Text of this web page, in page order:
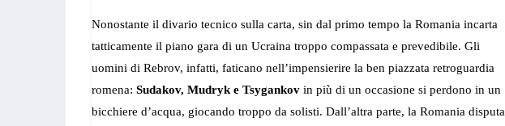
Nonostante il divario tecnico sulla carta, sin dal primo tempo la Romania incarta
tatticamente il piano gara di un Ucraina troppo compassata e prevedibile. Gli
uomini di Rebrov, infatti, faticano nell’impensierire la ben piazzata retroguardia
romena: Sudakov, Mudryk e Tsygankovin più di un occasione si perdono in un
bicchiere d’acqua, giocando troppo da solisti. Dall’altra parte, la Romania disputa